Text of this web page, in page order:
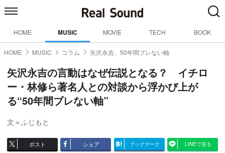
HOME MUSIC MOVIE TECH BOOK
HOME MUSIC コラム 矢沢永吉、50年間ブレない軸
矢沢永吉の言動はなぜ伝説となる？ イチロ
ー・林修ら著名人との対談から浮かび上が
る“50年間ブレない軸”
文＝ふじもと
ポスト シェア ブックマーク LINEで送る